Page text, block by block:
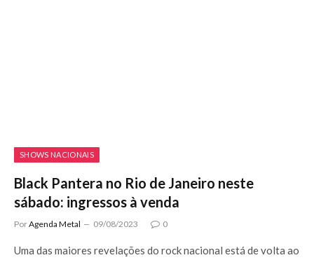
SHOWS NACIONAIS
Black Pantera no Rio de Janeiro neste
sábado: ingressos à venda
PorAgenda Metal 09/08/2023 0
Uma das maiores revelações do rock nacional está de volta ao